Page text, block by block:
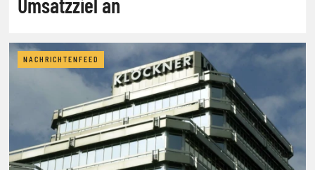
NACHRICHTENFEED